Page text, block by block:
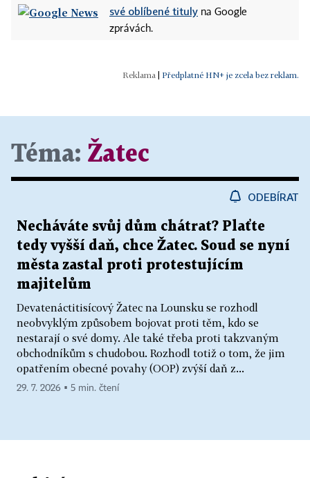
své oblíbené tituly na Google
zprávách.
Předplatné HN+ je zcela bez reklam.
Téma: Žatec
ODEBÍRAT
Necháváte svůj dům chátrat? Plaťte
tedy vyšší daň, chce Žatec. Soud se nyní
města zastal proti protestujícím
majitelům
Devatenáctitisícový Žatec na Lounsku se rozhodl
neobvyklým způsobem bojovat proti těm, kdo se
nestarají o své domy. Ale také třeba proti takzvaným
obchodníkům s chudobou. Rozhodl totiž o tom, že jim
opatřením obecné povahy (OOP) zvýší daň z...
29. 7. 2026 ▪ 5 min. čtení